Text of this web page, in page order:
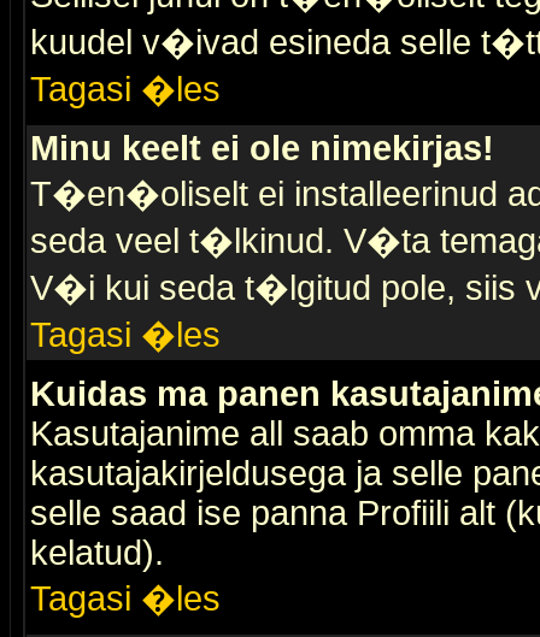
kuudel v�ivad esineda selle
Tagasi �les
Minu keelt ei ole nimekirjas!
T�en�oliselt ei installeerinud
seda veel t�lkinud. V�ta
V�i kui seda t�lgitud pole, siis
Tagasi �les
Kuidas ma panen
Kasutajanime all saab omma
kasutajakirjeldusega ja selle
selle saad ise panna Profiili alt
kelatud).
Tagasi �les